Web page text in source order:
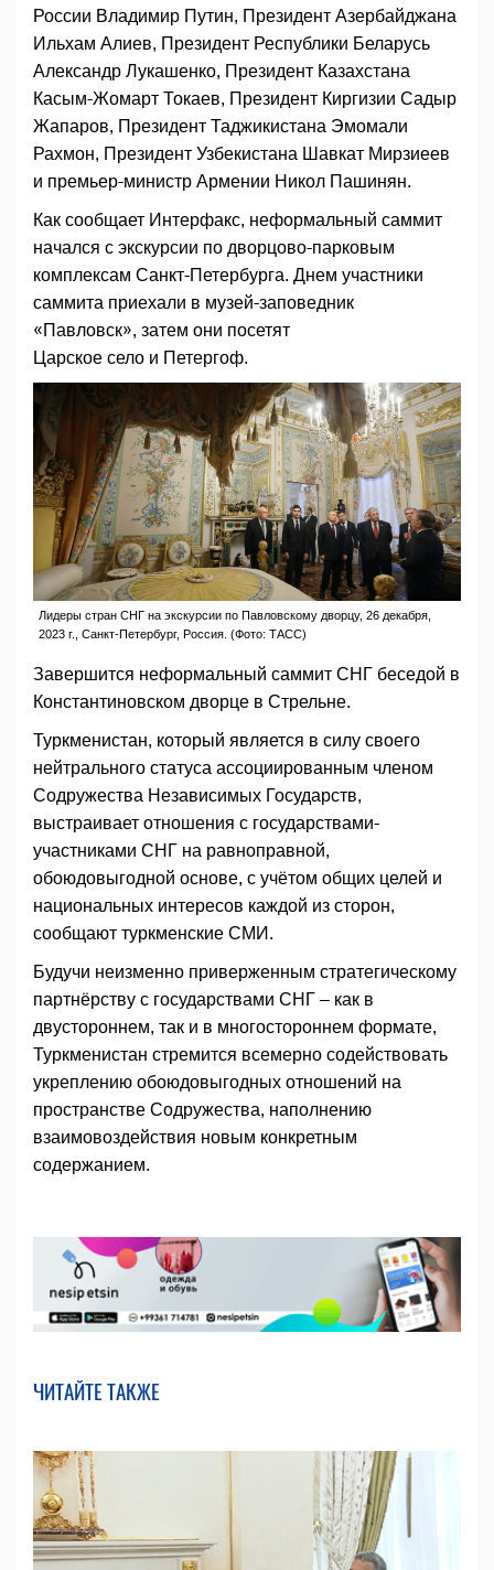
России Владимир Путин, Президент Азербайджана
Ильхам Алиев, Президент Республики Беларусь
Александр Лукашенко, Президент Казахстана
Касым-Жомарт Токаев, Президент Киргизии Садыр
Жапаров, Президент Таджикистана Эмомали
Рахмон, Президент Узбекистана Шавкат Мирзиеев
и премьер-министр Армении Никол Пашинян.
Как сообщает Интерфакс, неформальный саммит
начался с экскурсии по дворцово-парковым
комплексам Санкт-Петербурга. Днем участники
саммита приехали в музей-заповедник
«Павловск», затем они посетят
Царское село и Петергоф.
Лидеры стран СНГ на экскурсии по Павловскому дворцу, 26 декабря,
2023 г., Санкт-Петербург, Россия. (Фото: ТАСС)
Завершится неформальный саммит СНГ беседой в
Константиновском дворце в Стрельне.
Туркменистан, который является в силу своего
нейтрального статуса ассоциированным членом
Содружества Независимых Государств,
выстраивает отношения с государствами-
участниками СНГ на равноправной,
обоюдовыгодной основе, с учётом общих целей и
национальных интересов каждой из сторон,
сообщают туркменские СМИ.
Будучи неизменно приверженным стратегическому
партнёрству с государствами СНГ – как в
двустороннем, так и в многостороннем формате,
Туркменистан стремится всемерно содействовать
укреплению обоюдовыгодных отношений на
пространстве Содружества, наполнению
взаимовоздействия новым конкретным
содержанием.
ЧИТАЙТЕ ТАКЖЕ